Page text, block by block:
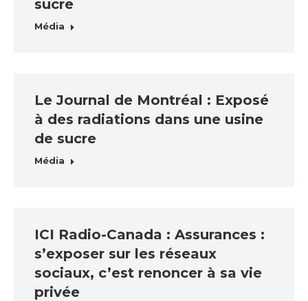
sucre
Média
Le Journal de Montréal : Exposé
à des radiations dans une usine
de sucre
Média
ICI Radio-Canada : Assurances :
s’exposer sur les réseaux
sociaux, c’est renoncer à sa vie
privée